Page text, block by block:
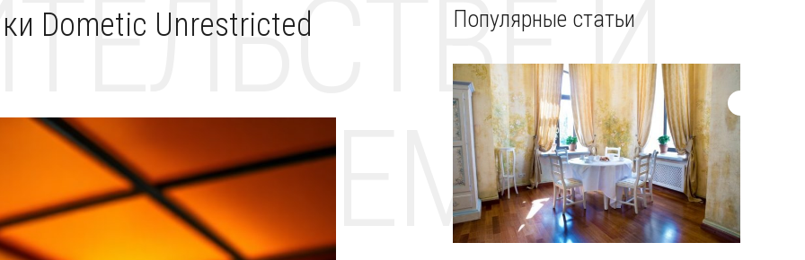
И
CEEMAT
Dometic Unrestricted Популярные статьи